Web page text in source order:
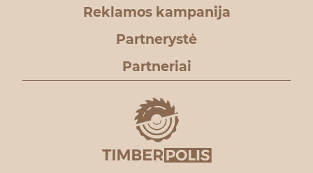
Reklamos kampanija
Partnerystė
Partneriai